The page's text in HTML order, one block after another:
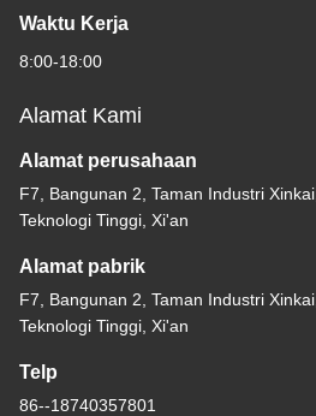
Waktu Kerja
8:00-18:00
Alamat Kami
Alamat perusahaan
F7, Bangunan 2, Taman Industri
Teknologi Tinggi, Xi'an
Alamat pabrik
F7, Bangunan 2, Taman Industri
Teknologi Tinggi, Xi'an
Telp
86--18740357801